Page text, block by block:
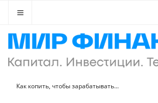
Как копить, чтобы зарабатывать...